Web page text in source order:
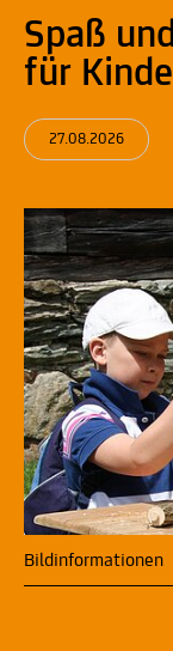
Spaß
für
27.08.2026
Bildinformationen